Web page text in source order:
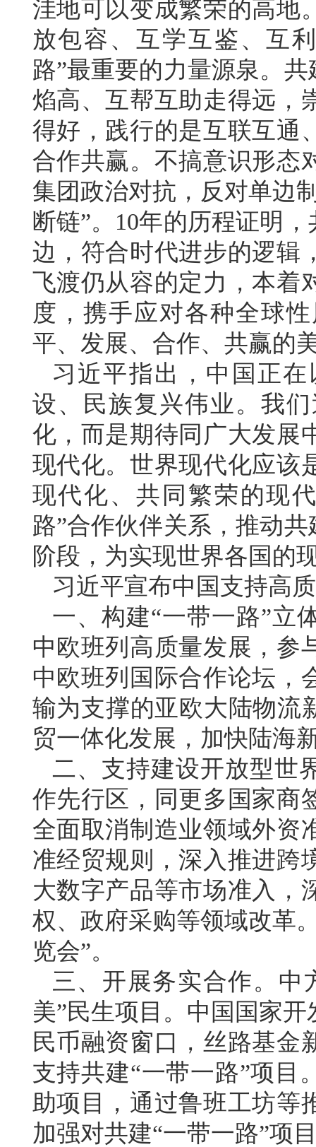
洼地可以变成繁荣的高地
放包容、互学互鉴、互
路”最重要的力量源泉。
焰高、互帮互助走得远，
得好，践行的是互联互通
合作共赢。不搞意识形态
集团政治对抗，反对单边
断链”。10年的历程证明
边，符合时代进步的逻辑
飞渡仍从容的定力，本着
度，携手应对各种全球
平、发展、合作、共赢的
习近平指出，中国正
设、民族复兴伟业。我
化，而是期待同广大发展
现代化。世界现代化应该
现代化、共同繁荣的现
路”合作伙伴关系，推动
阶段，为实现世界各国的
习近平宣布中国支持高
一、构建“一带一路”立
中欧班列高质量发展，参
中欧班列国际合作论坛，
输为支撑的亚欧大陆物流
贸一体化发展，加快陆海
二、支持建设开放型世
作先行区，同更多国家商
全面取消制造业领域外资
准经贸规则，深入推进跨
大数字产品等市场准入，
权、政府采购等领域改革
览会”。
三、开展务实合作。中
美”民生项目。中国国家
民币融资窗口，丝路基金
支持共建“一带一路”项目
助项目，通过鲁班工坊等
加强对共建“一带一路”项